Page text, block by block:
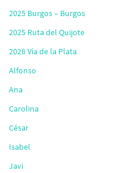
2025 Burgos – Burgos
2025 Ruta del Quijote
2026 Vía de la Plata
Alfonso
Ana
Carolina
César
Isabel
Javi